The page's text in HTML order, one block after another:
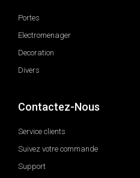
Portes
Electromenager
Decoration
Divers
Contactez-Nous
Service clients
Suivez votre commande
Support